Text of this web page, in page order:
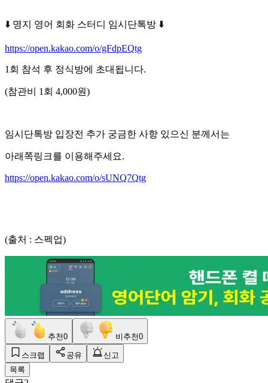
⬇️ 명지 영어 회화 스터디 임시단톡방 ⬇️
https://open.kakao.com/o/gFdpEQtg
1회 참석 후 정식방에 초대됩니다.
(참관비 1회 4,000원)
임시단톡방 입장전 추가 궁금한 사항 있으신 분께서는
아래쪽링크를 이용해주세요.
https://open.kakao.com/o/sUNQ7Qtg
(출처 : 스펙업)
추천0 비추천0
스크랩 공유
신고
목록